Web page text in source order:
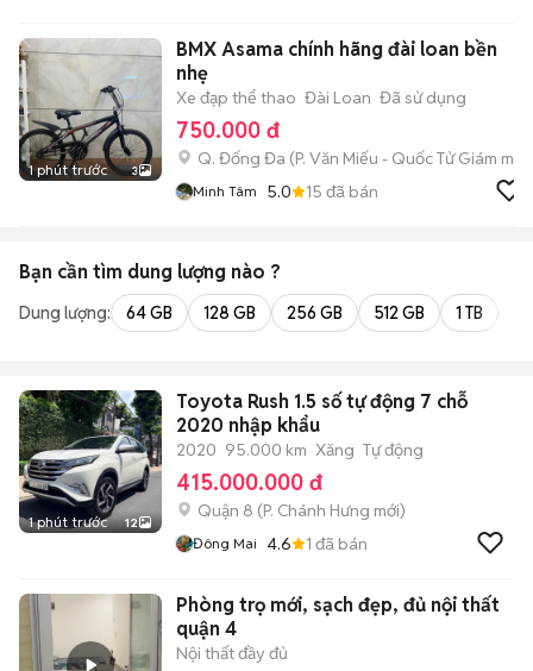
1 phút trước 3
BMX Asama chính hãng đài loan bền
nhẹ
Xe đạp thể thao Đài Loan Đã sử dụng
750.000 đ
Q. Đống Đa (P. Văn Miếu - Quốc Tử Giám mới)
Minh Tâm 5.0 15 đã bán
Bạn cần tìm dung lượng nào ?
Dung lượng: 64 GB 128 GB 256 GB 512 GB 1 TB
1 phút trước 12
Toyota Rush 1.5 số tự động 7 chỗ
2020 nhập khẩu
2020 95.000 km Xăng Tự động
415.000.000 đ
Quận 8 (P. Chánh Hưng mới)
Đông Mai 4.6 1 đã bán
Phòng trọ mới, sạch đẹp, đủ nội thất
quận 4
Nội thất đầy đủ